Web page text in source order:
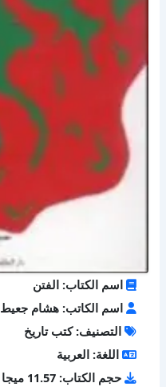
اسم الكتاب: الفتن
اسم الكاتب: هشام جعيط
التصنيف: كتب تاريخ
اللغة: العربية
حجم الكتاب: 11.57 ميجا بايت